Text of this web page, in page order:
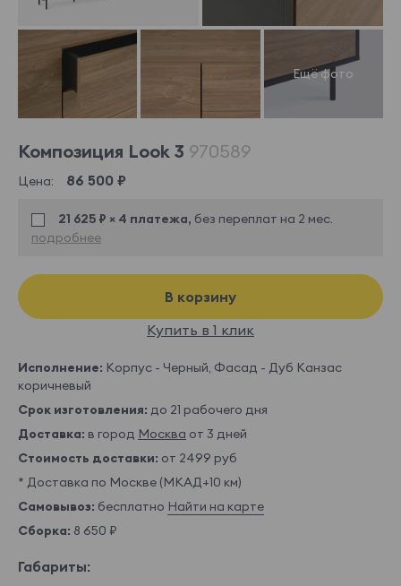
Композиция Look 3 970589
Цена: 86 500 ₽
21 625 ₽ × 4 платежа, без переплат на 2 мес.
подробнее
В корзину
Купить в 1 клик
Исполнение: Корпус - Черный, Фасад - Дуб Канзас
коричневый
Срок изготовления: до 21 рабочего дня
Доставка: в город Москва от 3 дней
Стоимость доставки: от 2499 руб
* Доставка по Москве (МКАД+10 км)
Самовывоз: бесплатно Найти на карте
Сборка: 8 650 ₽
Габариты: